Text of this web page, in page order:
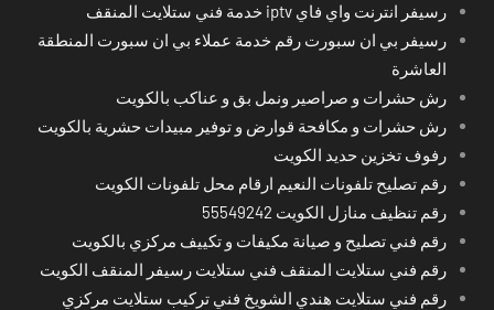
رسيفر انترنت واي فاي iptv خدمة فني ستلايت المنقف
رسيفر بي ان سبورت رقم خدمة عملاء بي ان سبورت المنطقة
العاشرة
رش حشرات و صراصير ونمل بق و عناكب بالكويت
رش حشرات و مكافحة قوارض و توفير مبيدات حشرية بالكويت
رفوف تخزين حديد الكويت
رقم تصليح تلفونات النعيم ارقام محل تلفونات الكويت
رقم تنظيف منازل الكويت 55549242
رقم فني تصليح و صيانة مكيفات و تكييف مركزي بالكويت
رقم فني ستلايت المنقف فني ستلايت رسيفر المنقف الكويت
رقم فني ستلايت هندي الشويخ فني تركيب ستلايت مركزي